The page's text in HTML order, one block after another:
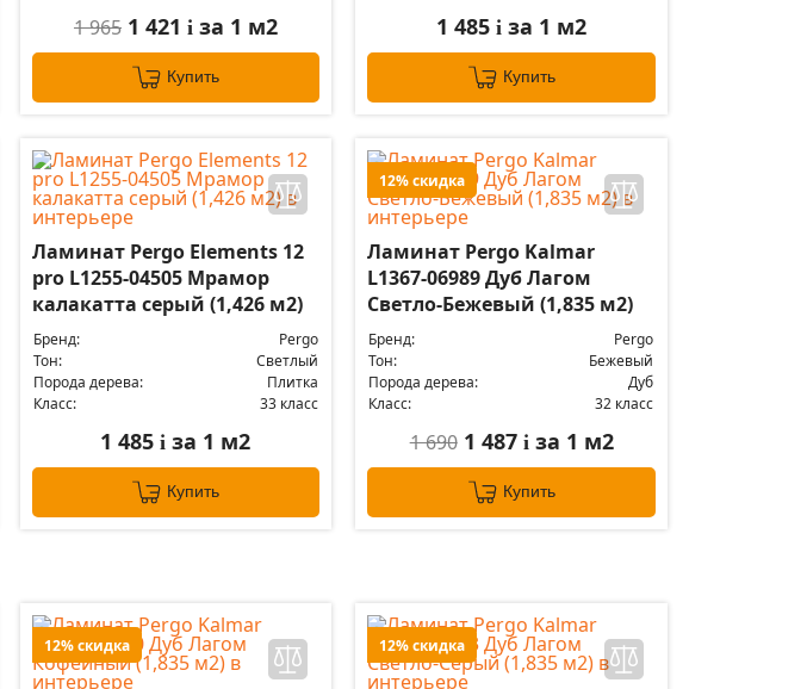
1 965 1 421 iза 1 м2
Купить
1 485i за 1 м2
Купить
Ламинат Pergo Elements 12
pro L1255-04505 Мрамор
калакатта серый (1,426 м2)
Бренд:
Pergo
Тон:
Светлый
Порода дерева:
Плитка
Класс:
33 класс
1 485i за 1 м2
Купить
12% скидка
Ламинат Pergo Kalmar
L1367-06989 Дуб Лагом
Светло-Бежевый (1,835 м2)
Бренд:
Pergo
Тон:
Бежевый
Порода дерева:
Дуб
Класс:
32 класс
1 690 1 487 iза 1 м2
Купить
12% скидка 12% скидка